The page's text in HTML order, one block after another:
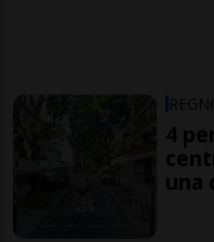
4
una